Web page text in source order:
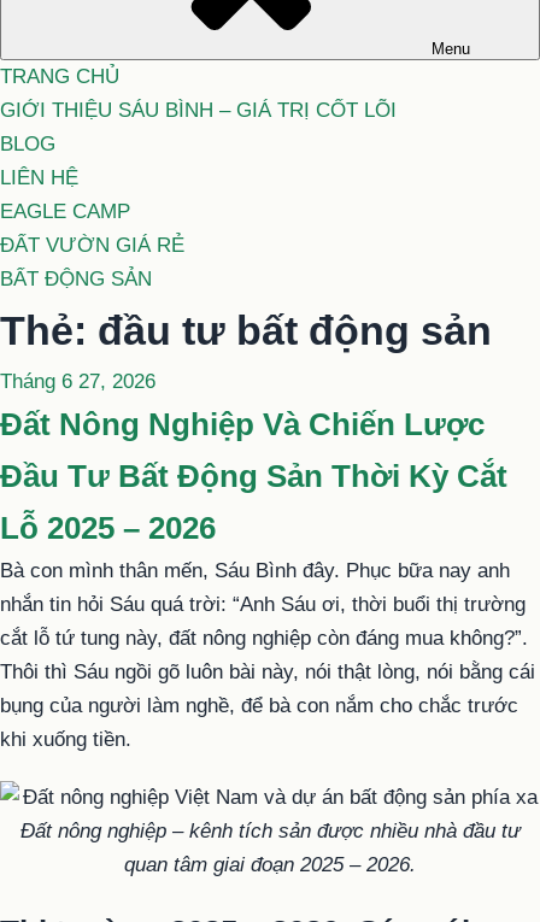
Menu
TRANG CHỦ
GIỚI THIỆU SÁU BÌNH – GIÁ TRỊ CỐT LÕI
BLOG
LIÊN HỆ
EAGLE CAMP
ĐẤT VƯỜN GIÁ RẺ
BẤT ĐỘNG SẢN
Thẻ: đầu tư bất động sản
Đăng
trong
Tháng 6 27, 2026
Đất Nông Nghiệp Và Chiến Lược
Đầu Tư Bất Động Sản Thời Kỳ Cắt
Lỗ 2025 – 2026
Bà con mình thân mến, Sáu Bình đây. Phục bữa nay anh
nhắn tin hỏi Sáu quá trời: “Anh Sáu ơi, thời buổi thị trường
cắt lỗ tứ tung này, đất nông nghiệp còn đáng mua không?”.
Thôi thì Sáu ngồi gõ luôn bài này, nói thật lòng, nói bằng cái
bụng của người làm nghề, để bà con nắm cho chắc trước
khi xuống tiền.
Đất nông nghiệp – kênh tích sản được nhiều nhà đầu tư
quan tâm giai đoạn 2025 – 2026.